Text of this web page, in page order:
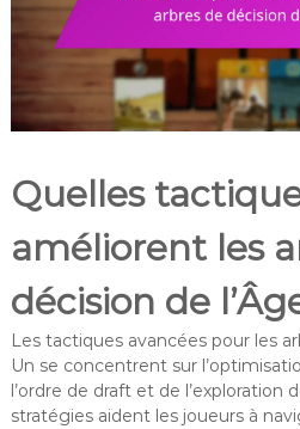
Quelles
améliorent les
décision de
Les tactiques avancées pour les
Un se concentrent sur
l’ordre de draft et de l’exploration
stratégies aident les joueurs à